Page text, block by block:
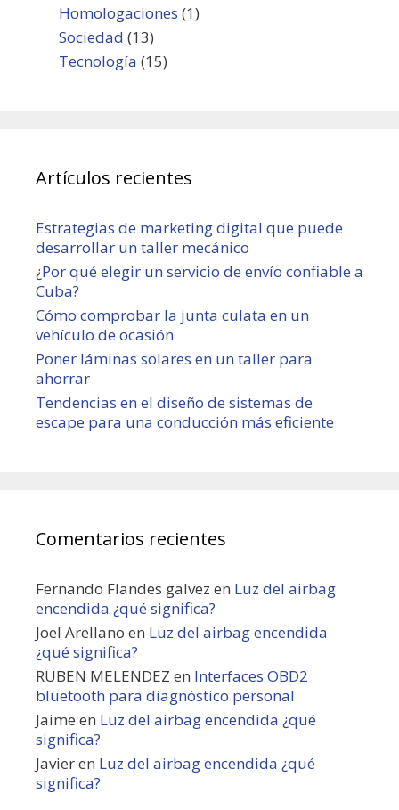
Homologaciones (1)
Sociedad (13)
Tecnología (15)
Artículos recientes
Estrategias de marketing digital que puede
desarrollar un taller mecánico
¿Por qué elegir un servicio de envío confiable a
Cuba?
Cómo comprobar la junta culata en un
vehículo de ocasión
Poner láminas solares en un taller para
ahorrar
Tendencias en el diseño de sistemas de
escape para una conducción más eficiente
Comentarios recientes
Fernando Flandes galvez en Luz del airbag
encendida ¿qué significa?
Joel Arellano en Luz del airbag encendida
¿qué significa?
RUBEN MELENDEZ en Interfaces OBD2
bluetooth para diagnóstico personal
Jaime en Luz del airbag encendida ¿qué
significa?
Javieren Luz del airbag encendida ¿qué
significa?